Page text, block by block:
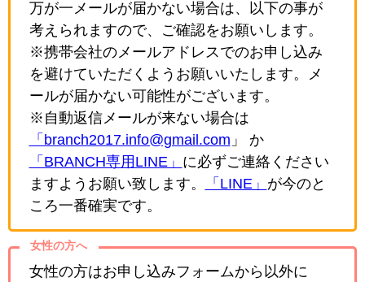
万が一メールが届かない場合は、以下の事が
考えられますので、ご確認をお願いします。
※携帯会社のメールアドレスでのお申し込み
を避けていただくようお願いいたします。メ
ールが届かない可能性がございます。
※自動返信メールが来ない場合は
「branch2017.info@gmail.com 」 か
「BRANCH専用LINE」 に必ずご連絡ください
ますようお願い致します。
「LINE」 が今のと
ころ一番確実です。
女性の方へ
女性の方はお申し込みフォームから以外に